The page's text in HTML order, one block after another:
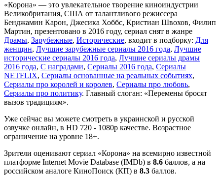
«Корона» — это увлекательное творение киноиндустрии
Великобритания, США от талантливого режиссера
Бенджамин Карон, Джесика Хоббс, Кристиан Швохов, Филип
Мартин, презентовано в 2016 году, сериал снят в жанре
Драмы, Зарубежные, Исторические, входит в подборку: Для
женщин, Лучшие зарубежные сериалы 2016 года, Лучшие
исторические сериалы 2016 года, Лучшие сериалы драмы
2016 года, С наградами, Сериалы 2016 года, Сериалы
NETFLIX, Сериалы основанные на реальных событиях,
Сериалы про королей и королев, Сериалы про любовь,
Сериалы про политику. Главный слоган: «Перемены бросят
вызов традициям».
Уже сейчас вы можете смотреть в украинской и русской
озвучке онлайн, в HD 720 - 1080p качестве. Возрастное
ограничение на уровне 18+.
Зрители оценивают сериал «Корона» на всемирно известной
платформе Internet Movie Database (IMDb) в 8.6 баллов, а на
российском аналоге КиноПоиск (КП) в 8.3 баллов.